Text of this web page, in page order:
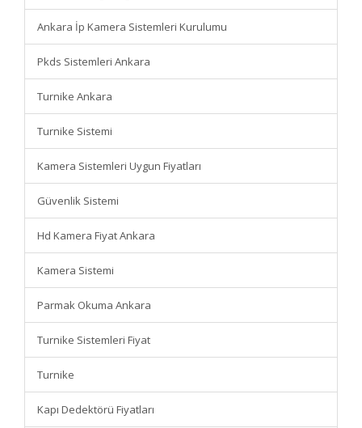
Ankara İp Kamera Sistemleri Kurulumu
Pkds Sistemleri Ankara
Turnike Ankara
Turnike Sistemi
Kamera Sistemleri Uygun Fiyatları
Güvenlik Sistemi
Hd Kamera Fiyat Ankara
Kamera Sistemi
Parmak Okuma Ankara
Turnike Sistemleri Fiyat
Turnike
Kapı Dedektörü Fiyatları